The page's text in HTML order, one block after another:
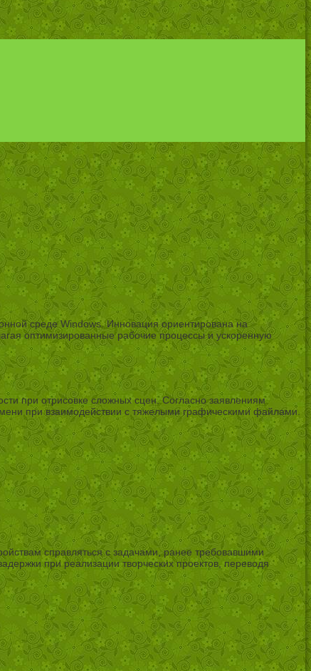
среде Windows. Инновация ориентирована на
оптимизированные рабочие процессы и ускоренную
при отрисовке сложных сцен. Согласно заявлениям
при взаимодействии с тяжелыми графическими файлами.
справляться с задачами, ранее требовавшими
при реализации творческих проектов, переводя